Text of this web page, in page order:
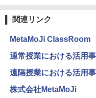
4
く
カル
4
戦！
￥
4
エン
クリ
メカ
ホリ
ト、
関連リンク
MetaMoJi ClassRoom
通常授業における活用
遠隔授業における活用
株式会社MetaMoJi